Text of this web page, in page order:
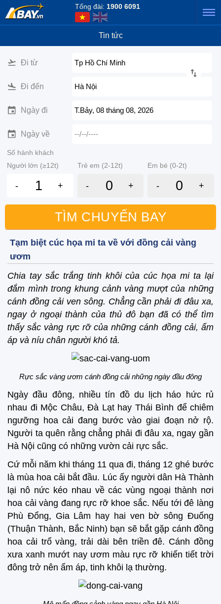
Tổng đài: 1900 6091
Tin tức
Đi từ Tp Hồ Chí Minh
Đi đến Hà Nội
Ngày đi T.Bảy, 08 tháng 08, 2026
Ngày về --/--/----
Số hành khách
Người lớn (≥12t)
Trẻ em (2-12t) Em bé (0-2t)
- + - + - +
TÌM CHUYẾN BAY
Tạm biệt cúc họa mi ta về với đồng cải vàng
ươm
Chia tay sắc trắng tinh khôi của cúc họa mi ta lại
đắm mình trong khung cảnh vàng mượt của những
cánh đồng cải ven sông. Chẳng cần phải đi đâu xa,
ngay ở ngoại thành của thủ đô bạn đã có thể tìm
thấy sắc vàng rực rỡ của những cánh đồng cải, ấm
áp và níu chân người khó tả.
Rực sắc vàng ươm cánh đồng cải những ngày đầu đông
Ngày đầu đông, nhiều tín đồ du lịch háo hức rủ
nhau đi Mộc Châu, Đà Lạt hay Thái Bình để chiêm
ngưỡng hoa cải đang bước vào giai đoạn nở rộ.
Người ta quên rằng chẳng phải đi đâu xa, ngay gần
Hà Nội cũng có những vườn cải rực sắc.
Cứ mỗi năm khi tháng 11 qua đi, tháng 12 ghé bước
là mùa hoa cải bắt đầu. Lúc ấy người dân Hà Thành
lại nô nức kéo nhau về các vùng ngoại thành nơi
hoa cải vàng đang rực rỡ khoe sắc. Nếu tới đê làng
Phù Đổng, Gia Lâm hay hai ven bờ sông Đuống
(Thuận Thành, Bắc Ninh) bạn sẽ bắt gặp cánh đồng
hoa cải trổ vàng, trải dài bên triền đê. Cánh đồng
xưa xanh mướt nay ươm màu rực rỡ khiến tiết trời
đông trở nên ấm áp, tinh khôi lạ thường.